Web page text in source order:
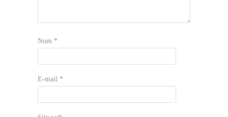
Nom *
E-mail *